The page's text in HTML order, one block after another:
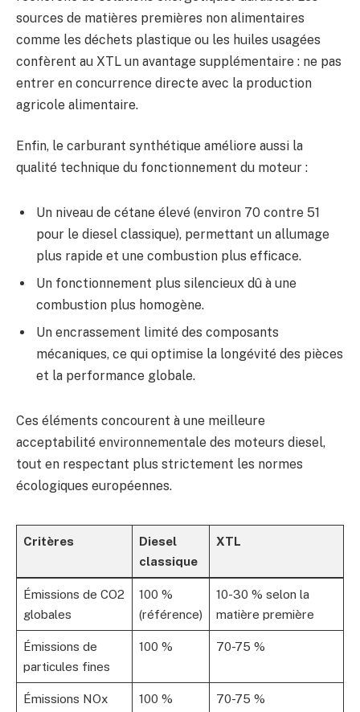
sources de matières premières non alimentaires
comme les déchets plastique ou les huiles usagées
confèrent au XTL un avantage supplémentaire : ne pas
entrer en concurrence directe avec la production
agricole alimentaire.
Enfin, le carburant synthétique améliore aussi la
qualité technique du fonctionnement du moteur :
Un niveau de cétane élevé (environ 70 contre 51
pour le diesel classique), permettant un allumage
plus rapide et une combustion plus efficace.
Un fonctionnement plus silencieux dû à une
combustion plus homogène.
Un encrassement limité des composants
mécaniques, ce qui optimise la longévité des pièces
et la performance globale.
Ces éléments concourent à une meilleure
acceptabilité environnementale des moteurs diesel,
tout en respectant plus strictement les normes
écologiques européennes.
Critères
Diesel
classique
XTL
Émissions de CO2
globales
100 %
(référence)
10-30 % selon la
matière première
Émissions de
particules fines
100 % 70-75 %
Émissions NOx 100 % 70-75 %